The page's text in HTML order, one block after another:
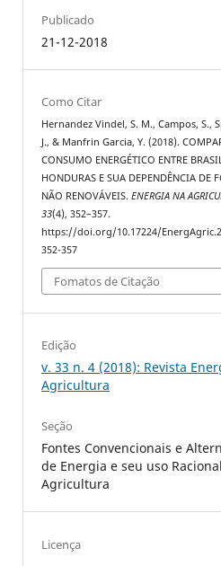
Publicado
21-12-2018
Como Citar
Hernandez Vindel, S. M., Campos, S.,
J., & Manfrin Garcia, Y. (2018).
CONSUMO ENERGÉTICO ENTRE
HONDURAS E SUA DEPENDÊNCIA DE
NÃO RENOVÁVEIS.ENERGIA NA
33(4), 352–357.
https://doi.org/10.17224/
352-357
Fomatos de Citação
Edição
v. 33 n. 4 (2018): Revista
Agricultura
Seção
Fontes Convencionais e
de Energia e seu uso
Agricultura
Licença